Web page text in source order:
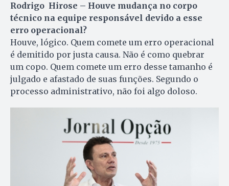
Rodrigo Hirose – Houve mudança no corpo
técnico na equipe responsável devido a esse
erro operacional?
Houve, lógico. Quem comete um erro operacional
é demitido por justa causa. Não é como quebrar
um copo. Quem comete um erro desse tamanho é
julgado e afastado de suas funções. Segundo o
processo administrativo, não foi algo doloso.